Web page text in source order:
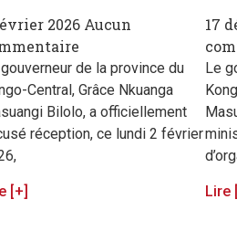
2026 Aucun
de la province du
Central, Grâce Nkuanga
Bilolo, a officiellement
réception, ce lundi 2 février
[+]
17
Le
Lire